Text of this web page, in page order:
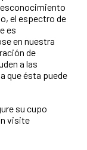
el espectro de
es
en nuestra
de
a las
que ésta puede
su cupo
visite